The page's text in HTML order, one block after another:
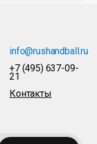
info@rushandball.ru
+7 (495) 637-09-
21
Контакты